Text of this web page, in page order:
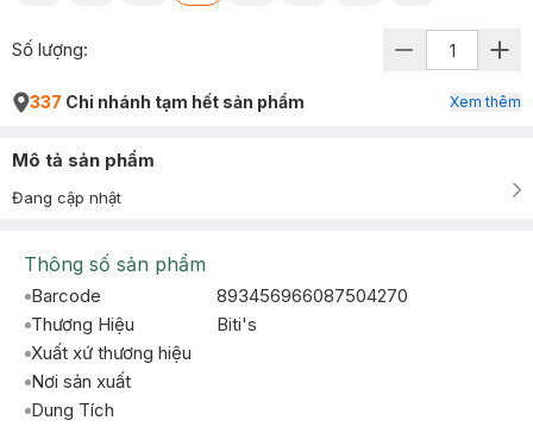
Số lượng:
337 Chi nhánh tạm hết sản phẩm Xem thêm
Mô tả sản phẩm
Đang cập nhật
Thông số sản phẩm
Barcode
893456966087504270
Thương Hiệu
Biti's
Xuất xứ thương hiệu
Nơi sản xuất
Dung Tích